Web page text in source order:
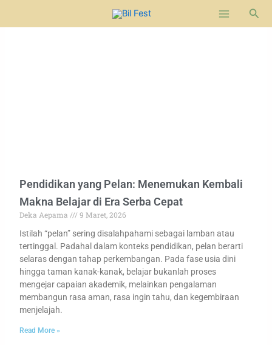
Cari
Pendidikan yang Pelan: Menemukan Kembali
Makna Belajar di Era Serba Cepat
Deka Aepama
9 Maret, 2026
Istilah “pelan” sering disalahpahami sebagai lamban atau
tertinggal. Padahal dalam konteks pendidikan, pelan berarti
selaras dengan tahap perkembangan. Pada fase usia dini
hingga taman kanak-kanak, belajar bukanlah proses
mengejar capaian akademik, melainkan pengalaman
membangun rasa aman, rasa ingin tahu, dan kegembiraan
menjelajah.
Read More »